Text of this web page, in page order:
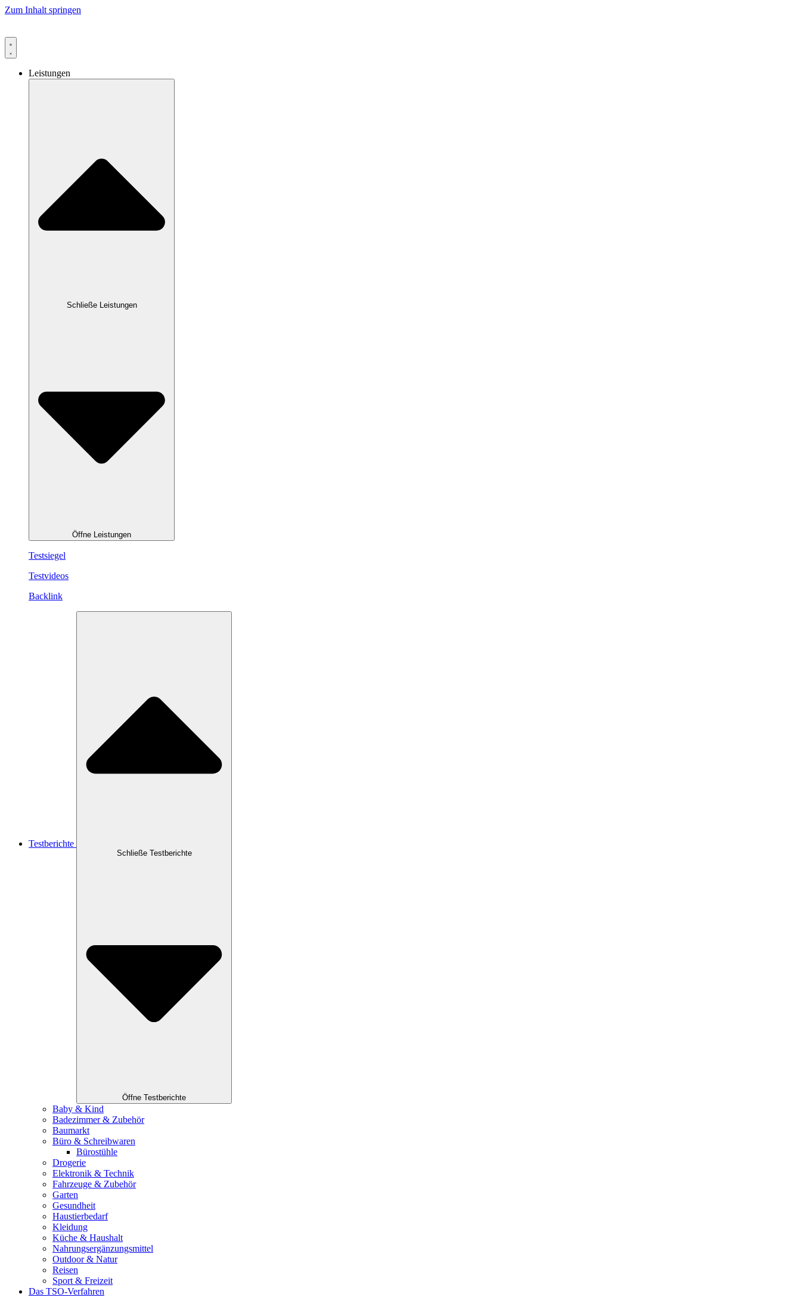
Zum Inhalt springen
Leistungen
Schließe Leistungen
Öffne Leistungen
Testsiegel
Testvideos
Backlink
Testberichte
Schließe Testberichte
Öffne Testberichte
Baby & Kind
Badezimmer & Zubehör
Baumarkt
Büro & Schreibwaren
Bürostühle
Drogerie
Elektronik & Technik
Fahrzeuge & Zubehör
Garten
Gesundheit
Haustierbedarf
Kleidung
Küche & Haushalt
Nahrungsergänzungsmittel
Outdoor & Natur
Reisen
Sport & Freizeit
Das TSO-Verfahren